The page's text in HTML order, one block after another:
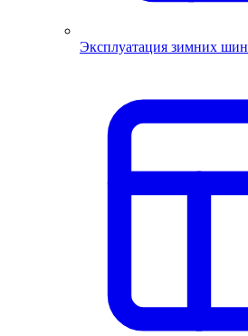
Эксплуатация зимних шин